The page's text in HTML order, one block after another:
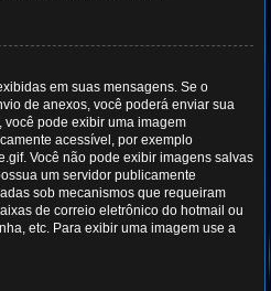
em suas mensagens. Se o
de anexos, você poderá enviar sua
pode exibir uma imagem
acessível, por exemplo
Você não pode exibir imagens salvas
um servidor publicamente
sob mecanismos que requeiram
de correio eletrônico do hotmail ou
etc. Para exibir uma imagem use a